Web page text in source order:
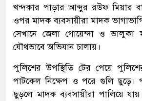
খন্দকার পাড়ার আব্দুর রউফ মিয়ার
ওপর মাদক ব্যবসায়ীরা মাদক
সেখানে জেলা গোয়েন্দা ও ভালুকা
যৌথভাবে অভিযান চালায়।
পুলিশের উপস্থিতি টের পেয়ে
পাটকেল নিক্ষেপ ও পরে গুলি ছুড়ে।
ছুড়লে মাদক ব্যবসায়ীরা পালিয়ে